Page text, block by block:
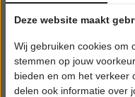
Deze website maakt
Wij gebruiken cookies om
stemmen op jouw
bieden en om het verkeer
delen ook informatie over